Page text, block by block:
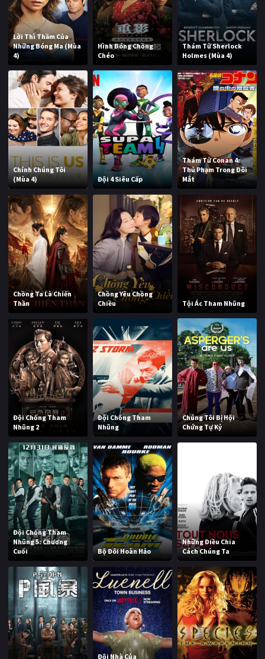
Lời Thì Thầm Của
Những Bóng Ma (Mùa
4)
Hình Bóng Chồng
Chéo
Thám Tử Sherlock
Holmes (Mùa 4)
Chính Chúng Tôi
(Mùa 4)
Đội 4 Siêu Cấp
Thám Tử Conan 4:
Thủ Phạm Trong Đôi
Mắt
Chồng Ta Là Chiến
Thần
Chồng Yêu Chồng
Chiều
Tội Ác Tham Nhũng
Đội Chống Tham
Nhũng 2
Đội Chống Tham
Nhũng
Chúng Tôi Bị Hội
Chứng Tự Kỷ
Đội Chống Tham
Nhũng 5: Chương
Cuối
Bộ Đôi Hoàn Hảo
Những Điều Chia
Cách Chúng Ta
Đội Nhà Của